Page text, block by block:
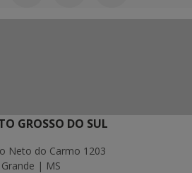
GROSSO DO SUL
Neto do Carmo 1203
| MS